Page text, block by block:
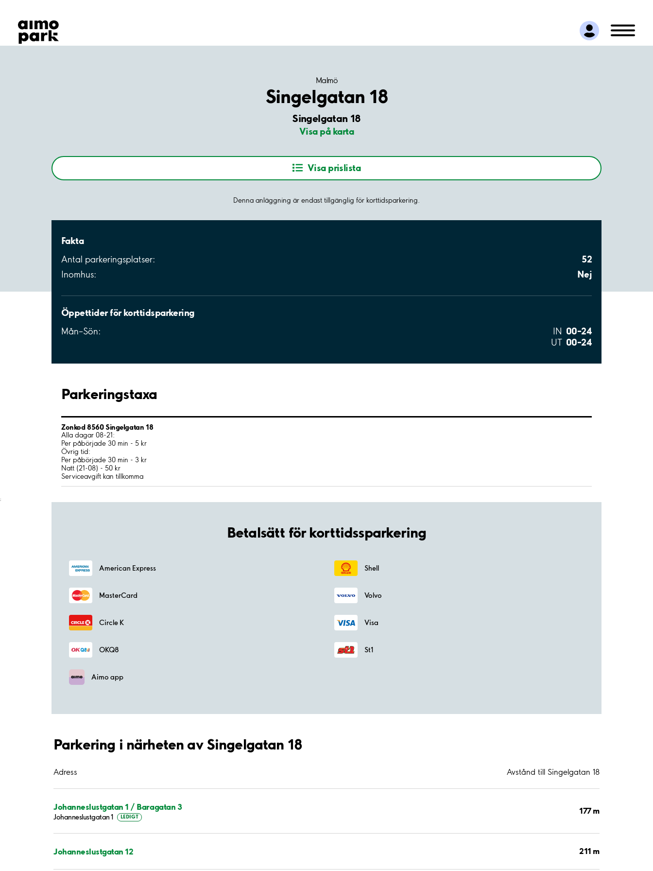
Hitta parkering
Samarbete
Kundservice
Malmö
Singelgatan 18
Singelgatan 18
Visa på karta
Visa prislista
Denna anläggning är endast tillgänglig för korttidsparkering.
Fakta
Antal parkeringsplatser: 52
Inomhus: Nej
Öppettider för korttidsparkering
Mån–Sön: IN 00–24
UT 00–24
Parkeringstaxa
Zonkod 8560 Singelgatan 18
Alla dagar 08-21:
Per påbörjade 30 min - 5 kr
Övrig tid:
Per påbörjade 30 min - 3 kr
Natt (21-08) - 50 kr
Serviceavgift kan tillkomma
;
Betalsätt för korttidssparkering
American Express Shell
MasterCard Volvo
Circle K Visa
OKQ8 St1
Aimo app
Parkering i närheten av Singelgatan 18
Adress Avstånd till Singelgatan 18
Johanneslustgatan 1 / Baragatan 3
Johanneslustgatan 1 LEDIGT
177 m
Johanneslustgatan 12 211 m